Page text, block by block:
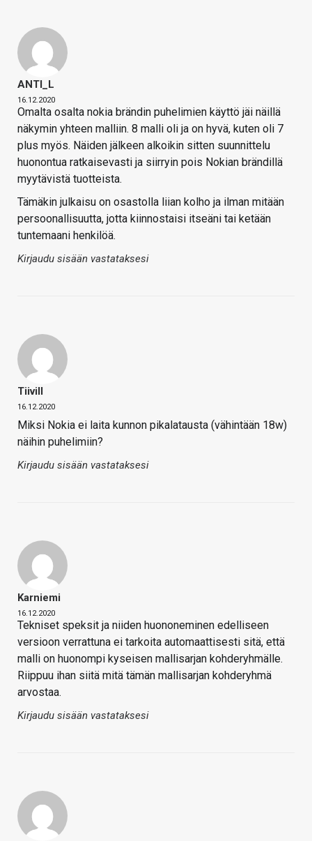
ANTI_L
16.12.2020
Omalta osalta nokia brändin puhelimien käyttö jäi näillä
näkymin yhteen malliin. 8 malli oli ja on hyvä, kuten oli 7
plus myös. Näiden jälkeen alkoikin sitten suunnittelu
huonontua ratkaisevasti ja siirryin pois Nokian brändillä
myytävistä tuotteista.
Tämäkin julkaisu on osastolla liian kolho ja ilman mitään
persoonallisuutta, jotta kiinnostaisi itseäni tai ketään
tuntemaani henkilöä.
Kirjaudu sisään vastataksesi
Tiivill
16.12.2020
Miksi Nokia ei laita kunnon pikalatausta (vähintään 18w)
näihin puhelimiin?
Kirjaudu sisään vastataksesi
Karniemi
16.12.2020
Tekniset speksit ja niiden huononeminen edelliseen
versioon verrattuna ei tarkoita automaattisesti sitä, että
malli on huonompi kyseisen mallisarjan kohderyhmälle.
Riippuu ihan siitä mitä tämän mallisarjan kohderyhmä
arvostaa.
Kirjaudu sisään vastataksesi